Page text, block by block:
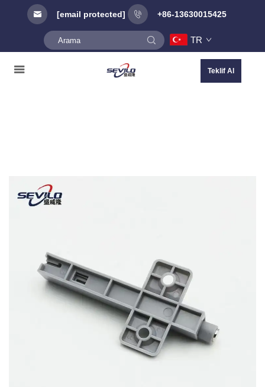
[email protected] +86-13630015425
TR
Teklif Al